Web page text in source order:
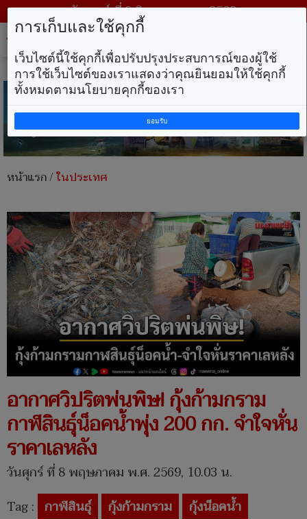
วันเสาร์ ที่ 8 สิงหาคม พ.ศ. 2569
หน้าแรก/ในประเทศ
อากาศวิปริตพ่นพิษ! กุ้งก้ามกราม
กาฬสินธุ์น็อคน้ำพุ่ง 200 กก. จำใจหั่น
ราคาเลหลัง
วันศุกร์ ที่ 8 พฤษภาคม พ.ศ. 2569, 10.03 น.
Tag : กาฬสินธุ์ กุ้งก้ามกราม
กุ้งน็อคน้ำ
การเก็บและใช้คุกกี้
เว็บไซต์นี้ใช้คุกกี้เพื่อปรับปรุงประสบการณ์ของผู้ใช้
การใช้เว็บไซต์ของเราแสดงว่าคุณยินยอมให้ใช้คุกกี้
ทั้งหมดตามนโยบายคุกกี้ของเรา
ยอมรับ